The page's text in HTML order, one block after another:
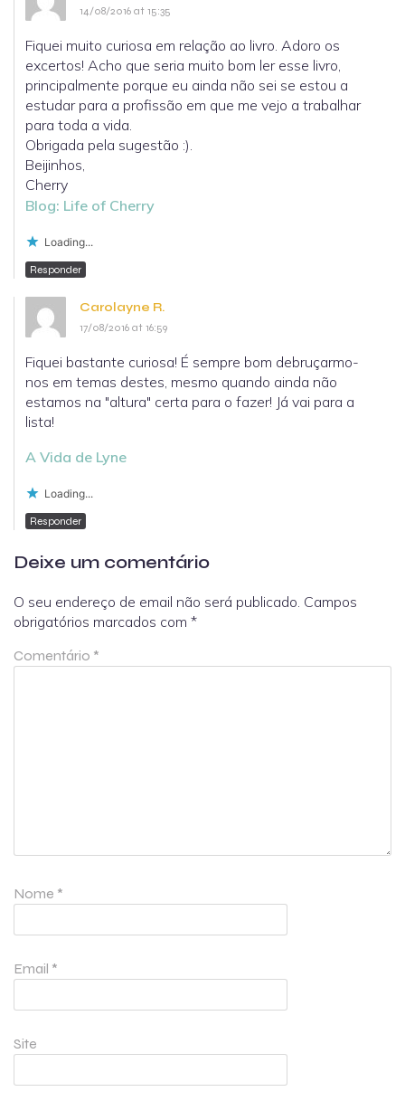
14/08/2016 at 15:35
Fiquei muito curiosa em relação ao livro. Adoro os
excertos! Acho que seria muito bom ler esse livro,
principalmente porque eu ainda não sei se estou a
estudar para a profissão em que me vejo a trabalhar
para toda a vida.
Obrigada pela sugestão :).
Beijinhos,
Cherry
Blog: Life of Cherry
Loading...
Responder
Carolayne R.
17/08/2016 at 16:59
Fiquei bastante curiosa! É sempre bom debruçarmo-
nos em temas destes, mesmo quando ainda não
estamos na "altura" certa para o fazer! Já vai para a
lista!
A Vida de Lyne
Loading...
Responder
Deixe um comentário
O seu endereço de email não será publicado. Campos
obrigatórios marcados com *
Comentário *
Nome *
Email *
Site